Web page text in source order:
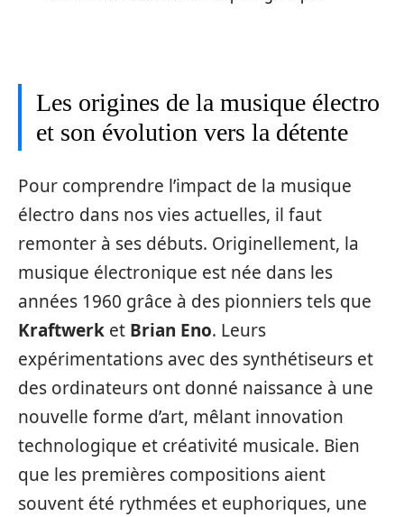
Les origines de la musique électro
et son évolution vers la détente
Pour comprendre l’impact de la musique
électro dans nos vies actuelles, il faut
remonter à ses débuts. Originellement, la
musique électronique est née dans les
années 1960 grâce à des pionniers tels que
Kraftwerk et Brian Eno. Leurs
expérimentations avec des synthétiseurs et
des ordinateurs ont donné naissance à une
nouvelle forme d’art, mêlant innovation
technologique et créativité musicale. Bien
que les premières compositions aient
souvent été rythmées et euphoriques, une